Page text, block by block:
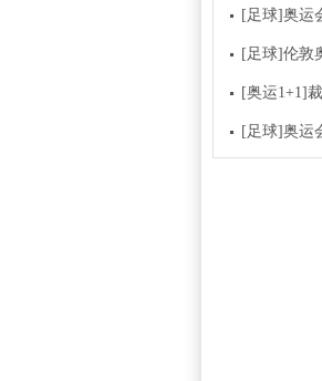
[足球]奥运
[足球]伦敦
[奥运1+1]
[足球]奥运